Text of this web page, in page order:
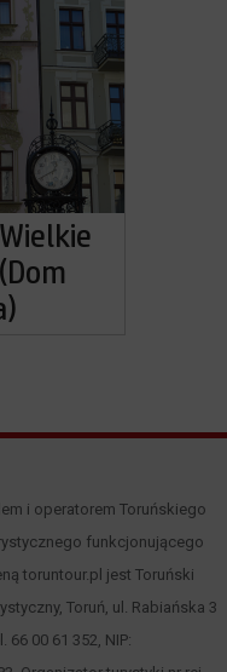
i operatorem Toruńskiego
funkcjonującego
toruntour.pl jest Toruński
Toruń, ul. Rabiańska 3
66 00 61 352, NIP: